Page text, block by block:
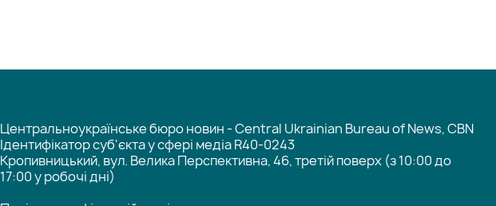
Центральноукраїнське бюро новин - Central Ukrainian Bureau of News, CBN
Ідентифікатор суб'єкта у сфері медіа R40-0243
Кропивницький, вул. Велика Перспективна, 46, третій поверх (з 10:00 до
17:00 у робочі дні)